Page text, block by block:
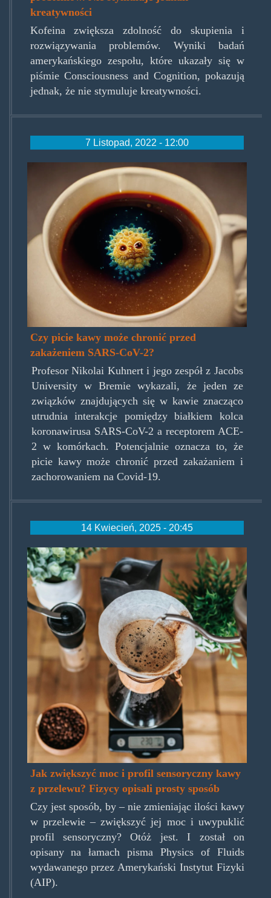
kreatywności
Kofeina zwiększa zdolność do skupienia i
rozwiązywania problemów. Wyniki badań
amerykańskiego zespołu, które ukazały się w
piśmie Consciousness and Cognition, pokazują
jednak, że nie stymuluje kreatywności.
7 Listopad, 2022 - 12:00
coffeeprotection.jpg
Czy picie kawy może chronić przed
zakażeniem SARS-CoV-2?
Profesor Nikolai Kuhnert i jego zespół z Jacobs
University w Bremie wykazali, że jeden ze
związków znajdujących się w kawie znacząco
utrudnia interakcje pomiędzy białkiem kolca
koronawirusa SARS-CoV-2 a receptorem ACE-
2 w komórkach. Potencjalnie oznacza to, że
picie kawy może chronić przed zakażaniem i
zachorowaniem na Covid-19.
14 Kwiecień, 2025 - 20:45
pszelef.jpg
Jak zwiększyć moc i profil sensoryczny kawy
z przelewu? Fizycy opisali prosty sposób
Czy jest sposób, by – nie zmieniając ilości kawy
w przelewie – zwiększyć jej moc i uwypuklić
profil sensoryczny? Otóż jest. I został on
opisany na łamach pisma Physics of Fluids
wydawanego przez Amerykański Instytut Fizyki
(AIP).